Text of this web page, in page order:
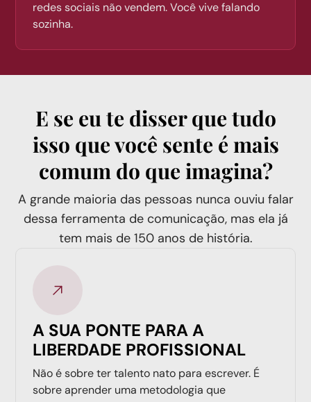
redes sociais não vendem. Você vive falando
sozinha.
E se eu te disser que tudo
isso que você sente é mais
comum do que imagina?
A grande maioria das pessoas nunca ouviu falar
dessa ferramenta de comunicação, mas ela já
tem mais de 150 anos de história.
A SUA PONTE PARA A
LIBERDADE PROFISSIONAL
Não é sobre ter talento nato para escrever. É
sobre aprender uma metodologia que